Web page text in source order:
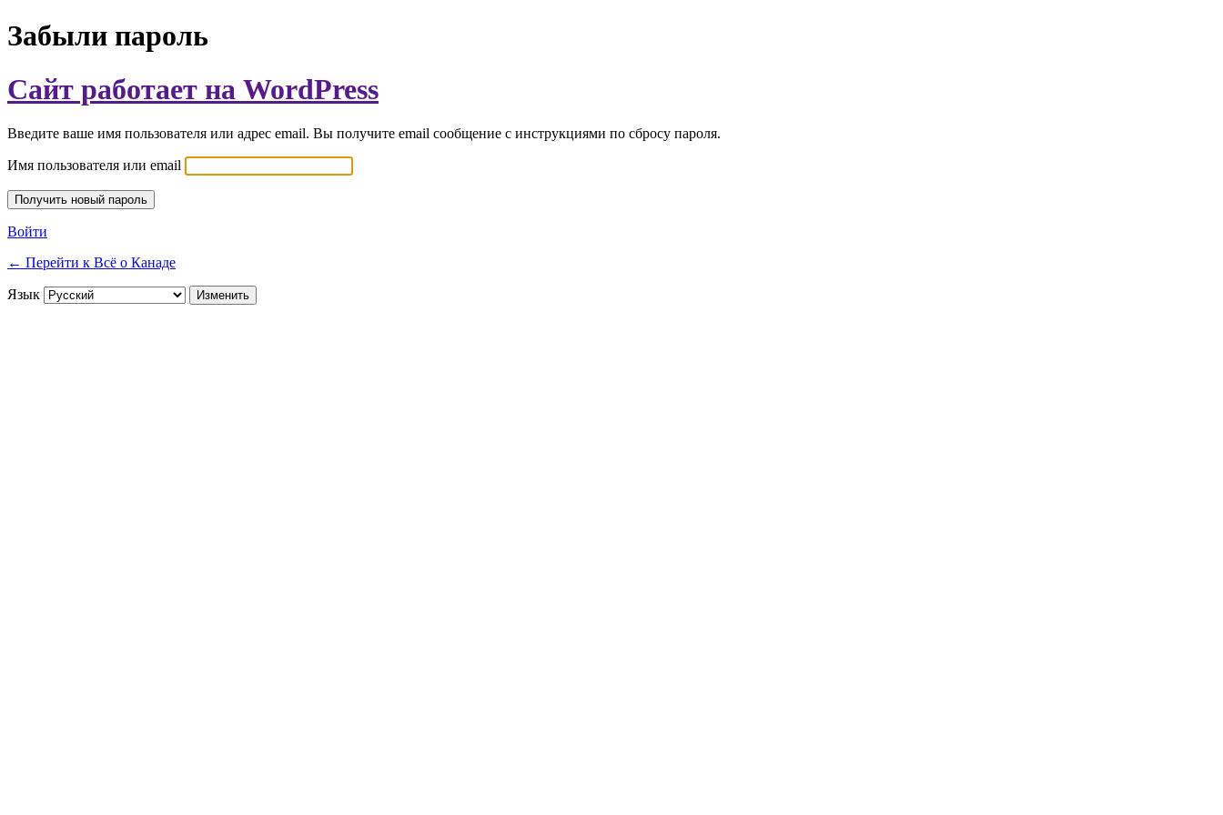
Забыли пароль
Сайт работает на WordPress
Введите ваше имя пользователя или адрес email. Вы получите email сообщение с инструкциями по сбросу пароля.
Имя пользователя или email
Войти
← Перейти к Всё о Канаде
Язык